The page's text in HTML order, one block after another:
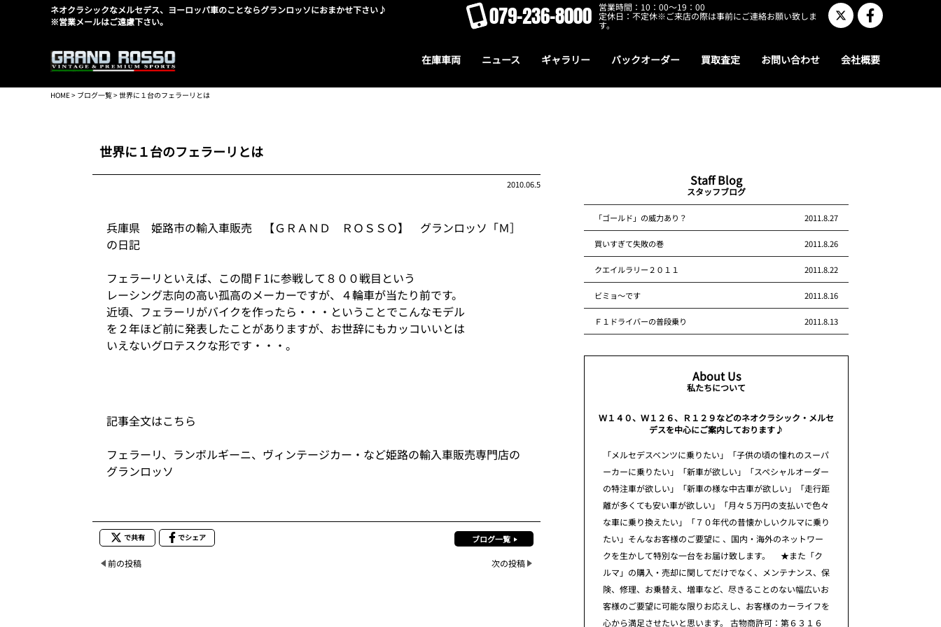
ネオクラシックなメルセデス、ヨーロッパ車のことならグランロッソにおまかせ下さい♪
※営業メールはご遠慮下さい。
079-236-8000 営業時間：10：00～19：00
定休日：不定休※ご来店の際は事前にご連絡お願い致しま
す。
在庫車両 ニュース ギャラリー バックオーダー 買取査定 お問い合わせ 会社概要
HOME> ブログ一覧> 世界に１台のフェラーリとは
世界に１台のフェラーリとは
2010.06.5
兵庫県 姫路市の輸入車販売 【ＧＲＡＮＤ ＲＯＳＳＯ】 グランロッソ「Ｍ］
の日記
フェラーリといえば、この間Ｆ1に参戦して８００戦目という
レーシング志向の高い孤高のメーカーですが、４輪車が当たり前です。
近頃、フェラーリがバイクを作ったら・・・ということでこんなモデル
を２年ほど前に発表したことがありますが、お世辞にもカッコいいとは
いえないグロテスクな形です・・・。
記事全文はこちら
フェラーリ、ランボルギーニ、ヴィンテージカー・など姫路の輸入車販売専門店の
グランロッソ
で共有 でシェア ブログ一覧
前の投稿 次の投稿
Staff Blog
スタッフブログ
「ゴールド」の威力あり？ 2011.8.27
買いすぎて失敗の巻 2011.8.26
クエイルラリー２０１１ 2011.8.22
ビミョ～です 2011.8.16
Ｆ１ドライバーの普段乗り 2011.8.13
About Us
私たちについて
Ｗ１４０、Ｗ１２６、Ｒ１２９などのネオクラシック・メルセ
デスを中心にご案内しております♪
「メルセデスベンツに乗りたい」「子供の頃の憧れのスーパ
ーカーに乗りたい」「新車が欲しい」「スペシャルオーダー
の特注車が欲しい」「新車の様な中古車が欲しい」「走行距
離が多くても安い車が欲しい」「月々５万円の支払いで色々
な車に乗り換えたい」「７０年代の昔懐かしいクルマに乗り
たい」そんなお客様のご要望に 、国内・海外のネットワー
クを生かして特別な一台をお届け致します。 ★また「ク
ルマ」の購入・売却に関してだけでなく、メンテナンス、保
険、修理、お乗替え、増車など、尽きることのない幅広いお
客様のご要望に可能な限りお応えし、お客様のカーライフを
心から満足させたいと思います。 古物商許可：第６３１６